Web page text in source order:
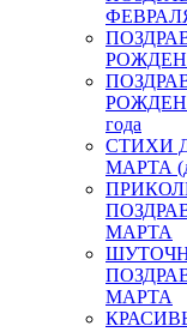
ФЕВРАЛЯ
года
СТИХИ
МАРТА
МАРТА
МАРТА